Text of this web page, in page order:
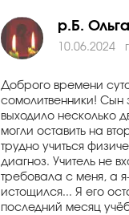
р.Б. Ольга
10.06.2024
Доброго времени
сомолитвенники! Сын
выходило несколько
могли оставить на
трудно учиться
диагноз. Учитель не
требовала с меня, а
истощился... Я его
последний месяц